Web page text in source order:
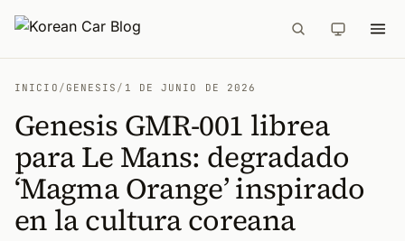
INICIO / GENESIS / 1 DE JUNIO DE 2026
Genesis GMR-001 librea
para Le Mans: degradado
‘Magma Orange’ inspirado
en la cultura coreana